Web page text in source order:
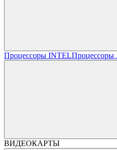
Процессоры INTELПроцессоры
ВИДЕОКАРТЫ